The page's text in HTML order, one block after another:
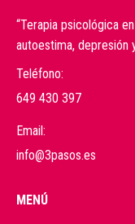
“Terapia psicológica
autoestima, depresión
Teléfono:
649 430 397
Email:
info@3pasos.es
MENÚ